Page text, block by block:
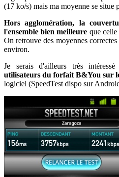
(17 ko/s) mais ma moyenne se situe
Hors agglomération, la
l'ensemble bien meilleure que celle
On retrouve des moyennes
environ.
Je serais d'ailleurs très
utilisateurs du forfait B&You sur
logiciel (SpeedTest dispo sur